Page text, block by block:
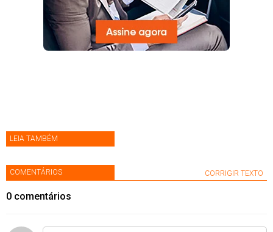
LEIA TAMBÉM
COMENTÁRIOS CORRIGIR TEXTO
0 comentários